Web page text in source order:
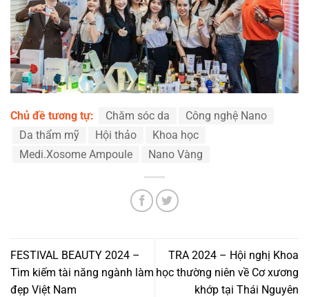
Chủ đề tương tự: Chăm sóc da
Công nghệ Nano
Da thẩm mỹ
Hội thảo
Khoa học
Medi.Xosome Ampoule
Nano Vàng
FESTIVAL BEAUTY 2024 –
Tìm kiếm tài năng ngành làm
đẹp Việt Nam
TRA 2024 – Hội nghị Khoa
học thường niên về Cơ xương
khớp tại Thái Nguyên